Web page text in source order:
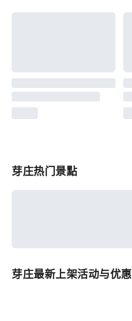
芽庄热门景點
芽庄最新上架活动与优惠